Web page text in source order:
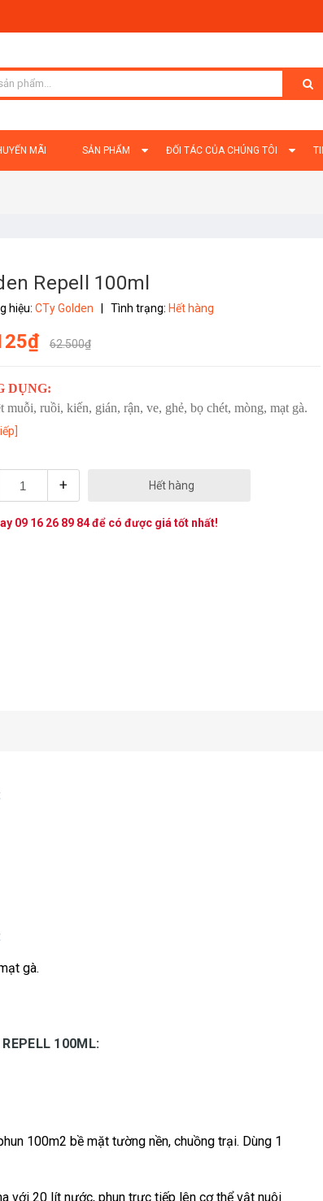
MÃI SẢN PHẨM ĐỐI TÁC CỦA CHÚNG TÔI
Repell 100ml
hiệu: CTy Golden Tình trạng: Hết hàng
62.500₫
DỤNG:
muỗi, ruồi, kiến, gián, rận, ve, ghẻ, bọ chét, mòng, mạt gà.
+ Hết hàng
09 16 26 89 84để có được giá tốt nhất!
gà.
REPELL 100ML:
100m2 bề mặt tường nền, chuồng trại. Dùng 1
với 20 lít nước, phun trực tiếp lên cơ thể vật nuôi